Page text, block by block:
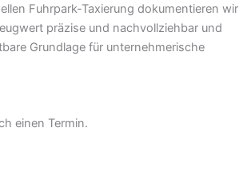
Fuhrpark-Taxierung dokumentieren wir
präzise und nachvollziehbar und
Grundlage für unternehmerische
einen Termin.